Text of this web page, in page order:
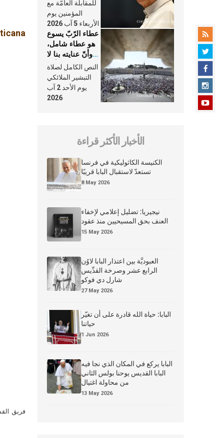
فريق
الكنيسة
للمقابلة العامّة مع
المؤمنين يوم
الأربعاء 5 آب 2026
عطاء الرّبّ يسوع
هو عطاء شامل،
وأنّ عنايته بنا لا
تغيب عنّا أبدًا
النص الكامل لصلاة
التبشير الملائكي
يوم الأحد 2 آب
2026
الأخبار الأكثر قراءة
الكنيسة الكاثوليكية في فرنسا
تستعدّ لاستقبال البابا قريبًا
8 May 2026
نيجيريا: تضليل إعلامي لإخفاء
العنف بحق المسيحيين منذ عقود
15 May 2026
العبوديَّة بين اعتذار البابا لاوُن
الرابع عشر وصرخة القدِّيس
شارل دي فوكو
27 May 2026
البابا: حياة الله قادرة على أن تغيّر
حياتنا
1 Jun 2026
البابا يركع في المكان الذي نجا فيه
البابا القديس يوحنا بولس الثاني
من محاولة اغتيال
13 May 2026